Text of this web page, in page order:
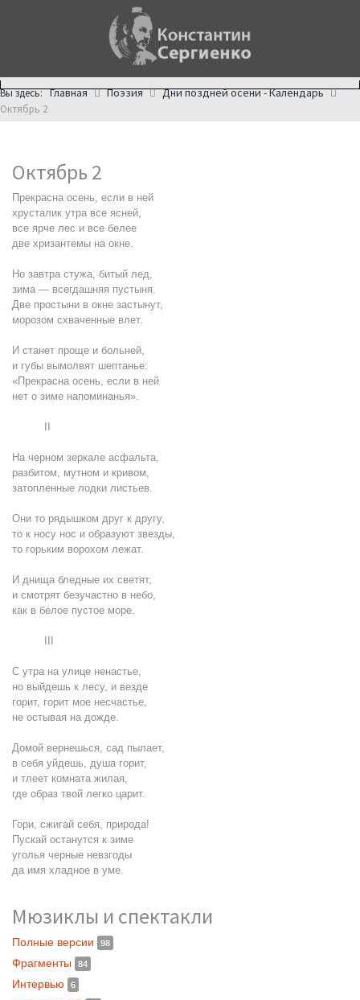
Вы здесь:Главная Поэзия Дни поздней осени - Календарь
Октябрь 2
Октябрь 2
Прекрасна осень, если в ней
хрусталик утра все ясней,
все ярче лес и все белее
две хризантемы на окне.
Но завтра стужа, битый лед,
зима — всегдашняя пустыня.
Две простыни в окне застынут,
морозом схваченные влет.
И станет проще и больней,
и губы вымолвят шептанье:
«Прекрасна осень, если в ней
нет о зиме напоминанья».
На черном зеркале асфальта,
разбитом, мутном и кривом,
затопленные лодки листьев.
Они то рядышком друг к другу,
то к носу нос и образуют звезды,
то горьким ворохом лежат.
И днища бледные их светят,
и смотрят безучастно в небо,
как в белое пустое море.
С утра на улице ненастье,
но выйдешь к лесу, и везде
горит, горит мое несчастье,
не остывая на дожде.
Домой вернешься, сад пылает,
в себя уйдешь, душа горит,
и тлеет комната жилая,
где образ твой легко царит.
Гори, сжигай себя, природа!
Пускай останутся к зиме
уголья черные невзгоды
да имя хладное в уме.
Мюзиклы и спектакли
Полные версии 98
Фрагменты 84
Интервью 6